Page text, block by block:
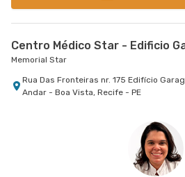
Centro Médico Star - Edificio
Memorial Star
Rua Das Fronteiras nr. 175 Edifício
Andar - Boa Vista, Recife - PE